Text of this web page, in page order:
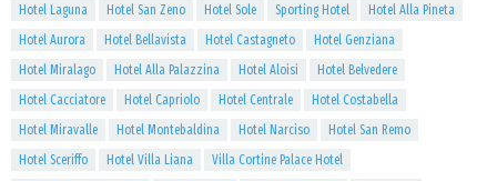
Hotel Laguna
Hotel San Zeno Hotel Sole Sporting Hotel
Hotel Alla Pineta
Hotel Aurora
Hotel Bellavista Hotel Castagneto
Hotel Genziana
Hotel Miralago
Hotel Alla Palazzina Hotel Aloisi
Hotel Belvedere
Hotel Cacciatore
Hotel Capriolo Hotel Centrale
Hotel Costabella
Hotel Miravalle
Hotel Montebaldina Hotel Narciso
Hotel San Remo
Hotel Sceriffo
Hotel Villa Liana
Villa Cortine Palace Hotel